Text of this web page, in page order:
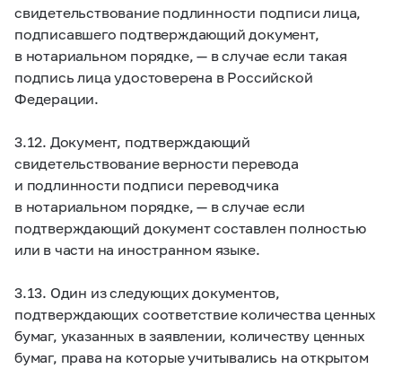
свидетельствование подлинности подписи лица,
подписавшего подтверждающий документ,
в нотариальном порядке, — в случае если такая
подпись лица удостоверена в Российской
Федерации.
3.12. Документ, подтверждающий
свидетельствование верности перевода
и подлинности подписи переводчика
в нотариальном порядке, — в случае если
подтверждающий документ составлен полностью
или в части на иностранном языке.
3.13. Один из следующих документов,
подтверждающих соответствие количества ценных
бумаг, указанных в заявлении, количеству ценных
бумаг, права на которые учитывались на открытом